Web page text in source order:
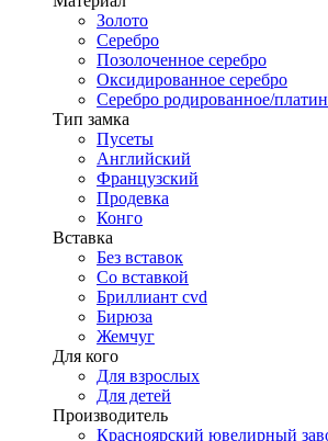
Золото
Серебро
Позолоченное серебро
Оксидированное серебро
Серебро родированное/
Тип замка
Пусеты
Английский
Французский
Продевка
Конго
Вставка
Без вставок
Со вставкой
Бриллиант cvd
Бирюза
Жемчуг
Для кого
Для взрослых
Для детей
Производитель
Красноярский ювелирный